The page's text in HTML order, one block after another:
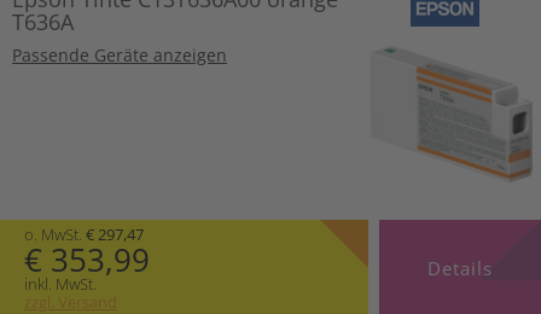
T636A
Passende Geräte anzeigen
o. MwSt. € 297,47
€ 353,99
inkl. MwSt.
zzgl. Versand
Details